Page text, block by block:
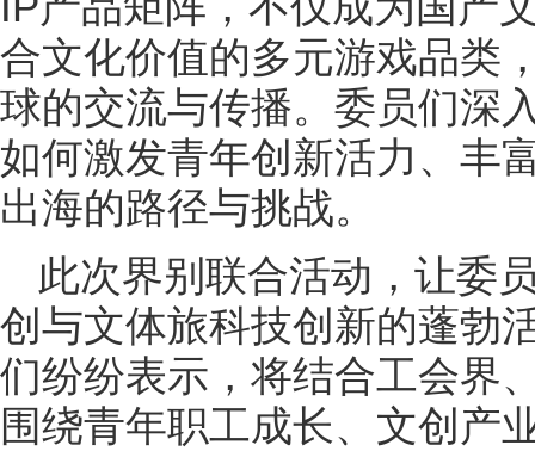
合文化价值的多元游戏品类
球的交流与传播。委员们深
如何激发青年创新活力、丰
出海的路径与挑战。
此次界别联合活动，让委
创与文体旅科技创新的蓬勃
们纷纷表示，将结合工会界
围绕青年职工成长、文创产